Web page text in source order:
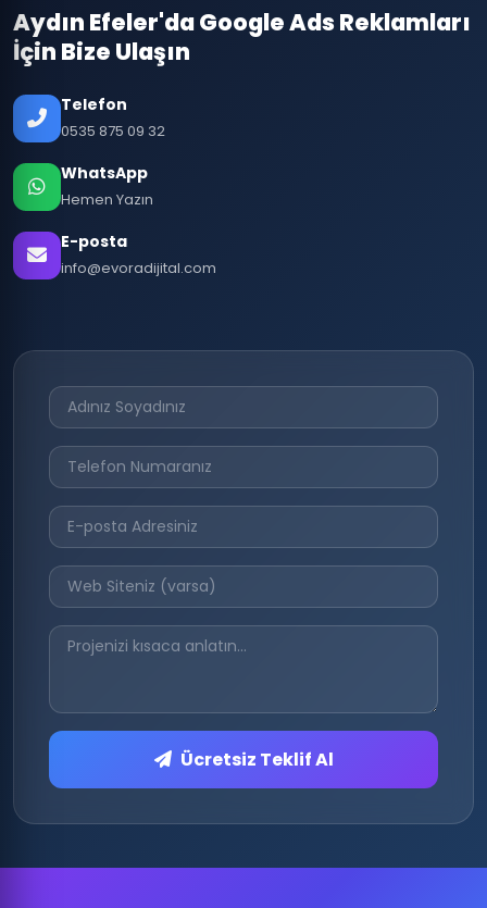
Aydın Efeler'da Google Ads Reklamları
İçin Bize Ulaşın
Telefon
0535 875 09 32
WhatsApp
Hemen Yazın
E-posta
info@evoradijital.com
Ücretsiz Teklif Al